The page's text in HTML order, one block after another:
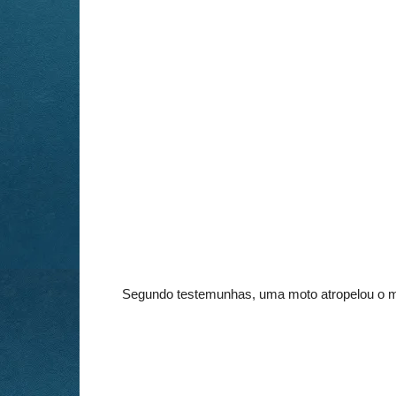
Segundo testemunhas, uma moto atropelou o